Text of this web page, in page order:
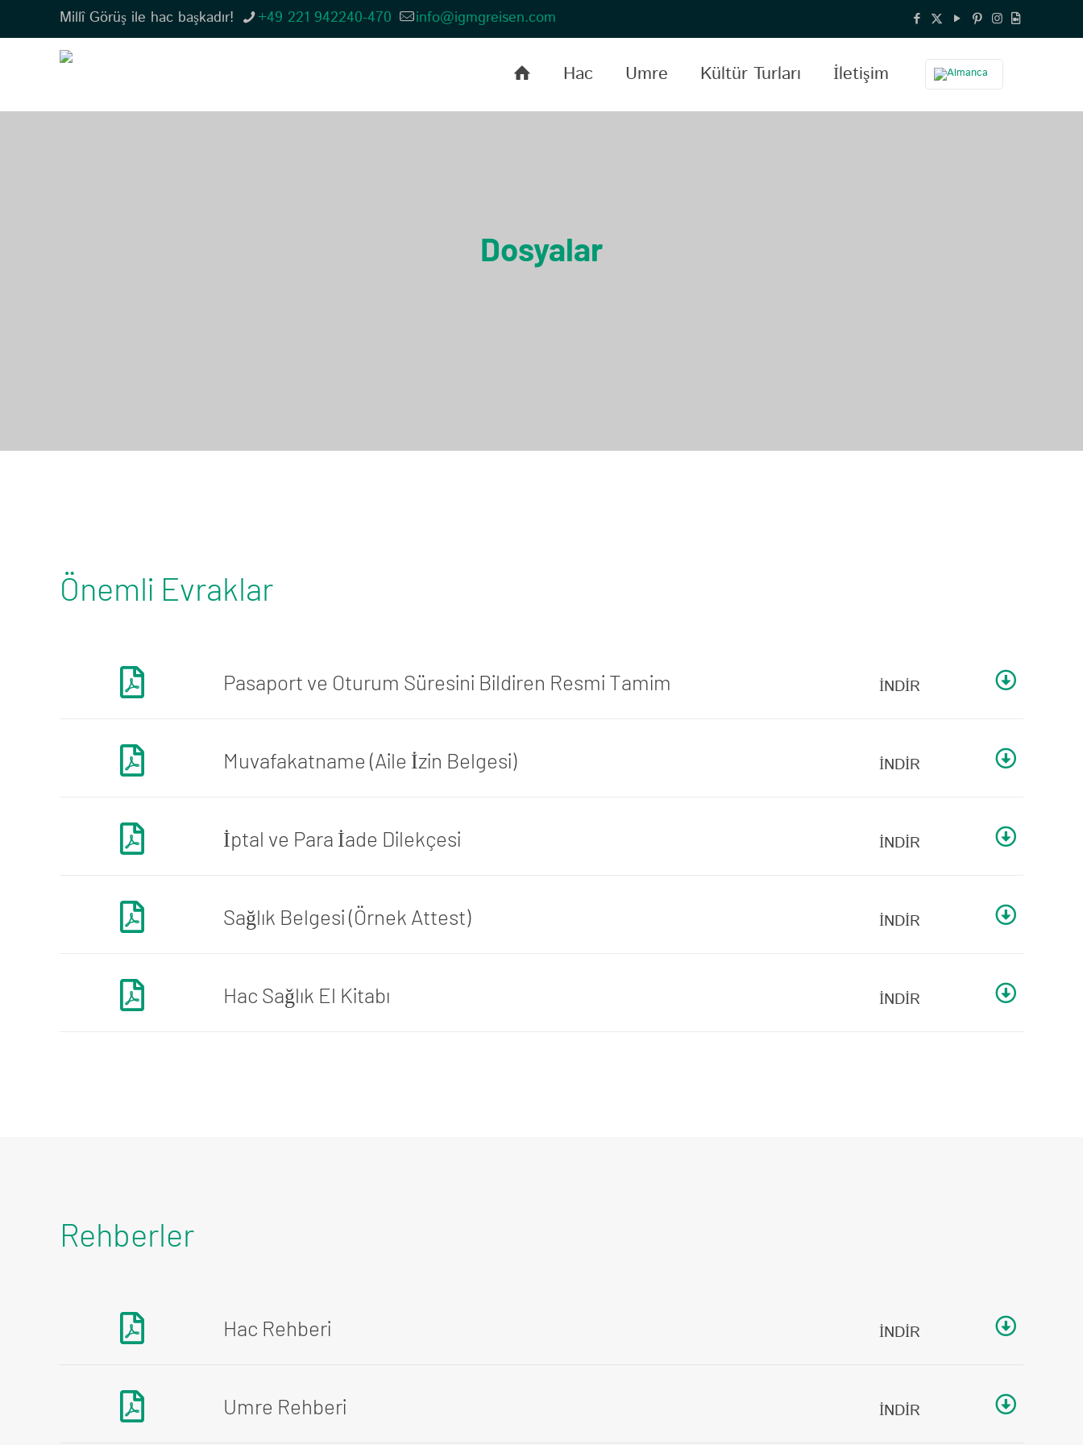
Millî Görüş ile hac başkadır! +49 221 942240-470 info@igmgreisen.com
Hac Umre Kültür Turları İletişim
Dosyalar
Önemli Evraklar
Pasaport ve Oturum Süresini Bildiren Resmi Tamim İNDİR
Muvafakatname (Aile İzin Belgesi) İNDİR
İptal ve Para İade Dilekçesi İNDİR
Sağlık Belgesi (Örnek Attest) İNDİR
Hac Sağlık El Kitabı İNDİR
Rehberler
Hac Rehberi İNDİR
Umre Rehberi İNDİR